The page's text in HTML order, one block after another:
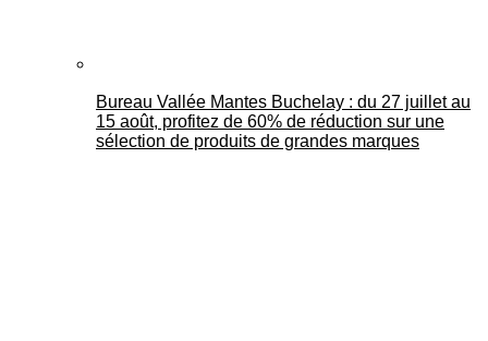
Bureau Vallée Mantes Buchelay : du 27 juillet au
15 août, profitez de 60% de réduction sur une
sélection de produits de grandes marques